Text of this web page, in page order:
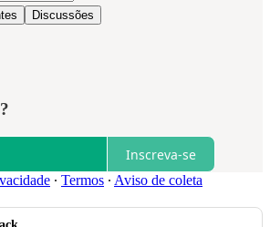
Discussões
Inscreva-se
∙ Termos ∙ Aviso de coleta